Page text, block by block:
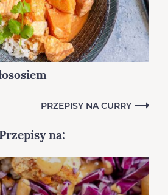
PRZEPISY NA CURRY
Przepisy na: